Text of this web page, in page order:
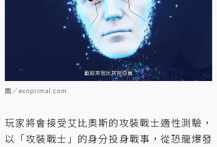
圖／exoprimal.com
玩家將會接受艾比奧斯的攻裝戰士適性測驗，
以「攻裝戰士」的身分投身戰事，從恐龍爆發